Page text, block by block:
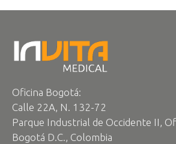
Oficina Bogotá:
Calle 22A, N. 132-72
Parque Industrial de Occidente II,
Bogotá D.C., Colombia